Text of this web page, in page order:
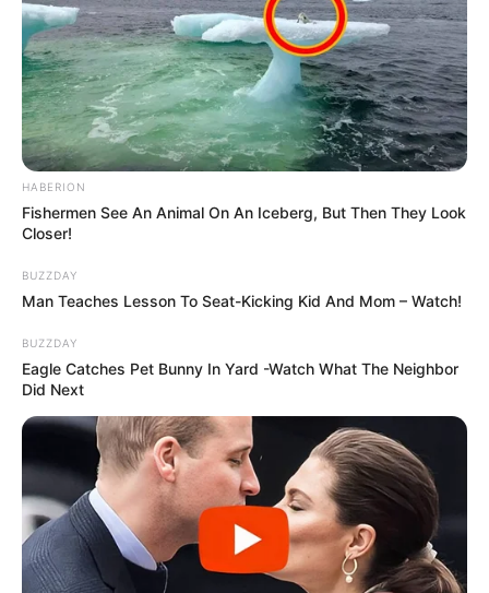
HABERION
Fishermen See An Animal On An Iceberg, But Then They Look
Closer!
BUZZDAY
Man Teaches Lesson To Seat-Kicking Kid And Mom – Watch!
BUZZDAY
Eagle Catches Pet Bunny In Yard -Watch What The Neighbor
Did Next